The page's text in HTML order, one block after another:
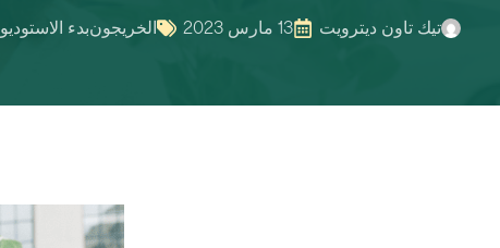
تيك تاون ديترويت 13 مارس 2023 الخريجونبدء الاستوديو